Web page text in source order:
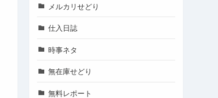
メルカリせどり
仕入日誌
時事ネタ
無在庫せどり
無料レポート